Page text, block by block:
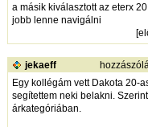
a másik kiválasztott az eterx
jobb lenne navigálni
[
jekaeff
Egy kollégám vett Dakota 20-
segítettem neki belakni.
árkategóriában.